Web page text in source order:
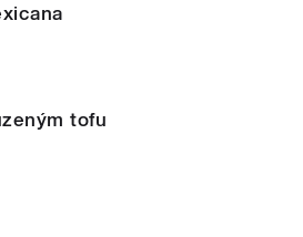
tofu